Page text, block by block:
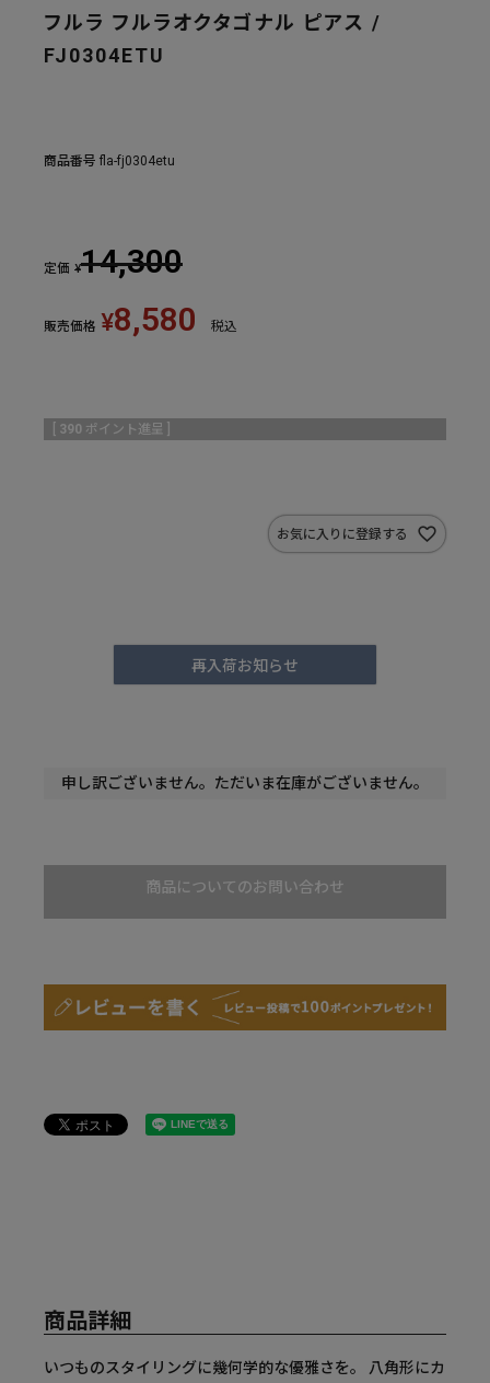
フルラ フルラオクタゴナル ピアス /
FJ0304ETU
商品番号 fla-fj0304etu
定価 ¥14,300
販売価格 ¥8,580 税込
390 ポイント進呈 ]
お気に入りに登録する
再入荷お知らせ
申し訳ございません。ただいま在庫がございません。
商品についてのお問い合わせ
商品詳細
いつものスタイリングに幾何学的な優雅さを。 八角形にカ